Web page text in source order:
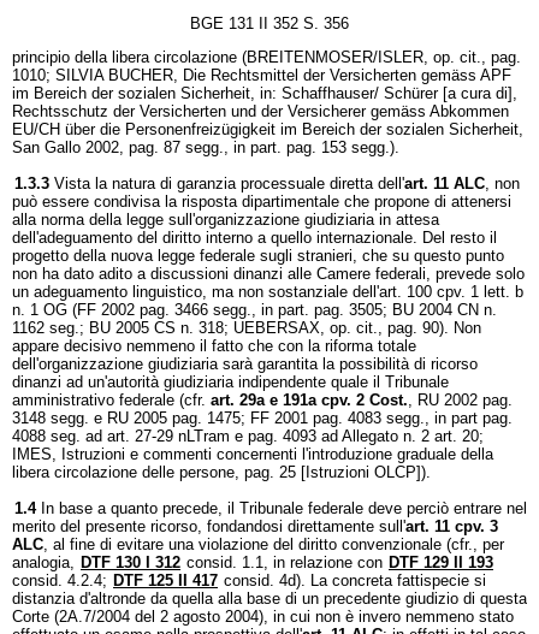
BGE 131 II 352 S. 356
principio della libera circolazione (BREITENMOSER/ISLER, op. cit., pag.
1010; SILVIA BUCHER, Die Rechtsmittel der Versicherten gemäss APF
im Bereich der sozialen Sicherheit, in: Schaffhauser/ Schürer [a cura di],
Rechtsschutz der Versicherten und der Versicherer gemäss Abkommen
EU/CH über die Personenfreizügigkeit im Bereich der sozialen Sicherheit,
San Gallo 2002, pag. 87 segg., in part. pag. 153 segg.).
1.3.3 Vista la natura di garanzia processuale diretta dell'art. 11 ALC, non
può essere condivisa la risposta dipartimentale che propone di attenersi
alla norma della legge sull'organizzazione giudiziaria in attesa
dell'adeguamento del diritto interno a quello internazionale. Del resto il
progetto della nuova legge federale sugli stranieri, che su questo punto
non ha dato adito a discussioni dinanzi alle Camere federali, prevede solo
un adeguamento linguistico, ma non sostanziale dell'art. 100 cpv. 1 lett. b
n. 1 OG (FF 2002 pag. 3466 segg., in part. pag. 3505; BU 2004 CN n.
1162 seg.; BU 2005 CS n. 318; UEBERSAX, op. cit., pag. 90). Non
appare decisivo nemmeno il fatto che con la riforma totale
dell'organizzazione giudiziaria sarà garantita la possibilità di ricorso
dinanzi ad un'autorità giudiziaria indipendente quale il Tribunale
amministrativo federale (cfr. art. 29a e 191a cpv. 2 Cost., RU 2002 pag.
3148 segg. e RU 2005 pag. 1475; FF 2001 pag. 4083 segg., in part pag.
4088 seg. ad art. 27-29 nLTram e pag. 4093 ad Allegato n. 2 art. 20;
IMES, Istruzioni e commenti concernenti l'introduzione graduale della
libera circolazione delle persone, pag. 25 [Istruzioni OLCP]).
1.4 In base a quanto precede, il Tribunale federale deve perciò entrare nel
merito del presente ricorso, fondandosi direttamente sull'art. 11 cpv. 3
ALC, al fine di evitare una violazione del diritto convenzionale (cfr., per
analogia, DTF 130 I 312 consid. 1.1, in relazione con DTF 129 II 193
consid. 4.2.4; DTF 125 II 417 consid. 4d). La concreta fattispecie si
distanzia d'altronde da quella alla base di un precedente giudizio di questa
Corte (2A.7/2004 del 2 agosto 2004), in cui non è invero nemmeno stato